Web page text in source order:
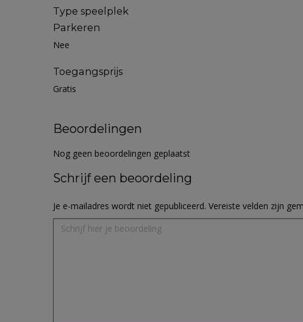
Type speelplek
Parkeren
Nee
Toegangsprijs
Gratis
Beoordelingen
Nog geen beoordelingen geplaatst
Schrijf een beoordeling
Je e-mailadres wordt niet gepubliceerd. Vereiste velden zijn